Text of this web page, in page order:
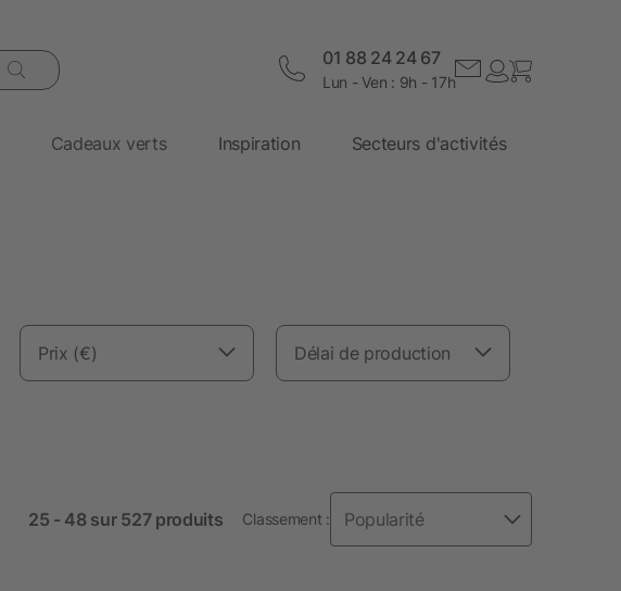
01 88 24 24 67
Lun - Ven : 9h - 17h
Cadeaux verts Inspiration Secteurs d'activités
Prix (€) Délai de production
25 - 48 sur 527 produits Classement :